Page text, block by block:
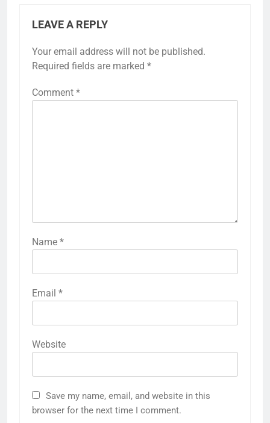
LEAVE A REPLY
Your email address will not be published.
Required fields are marked *
Comment *
Name *
Email *
Website
Save my name, email, and website in this
browser for the next time I comment.